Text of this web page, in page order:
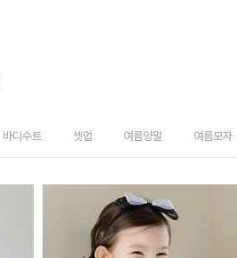
바디수트 셋업 여름양말 여름모자